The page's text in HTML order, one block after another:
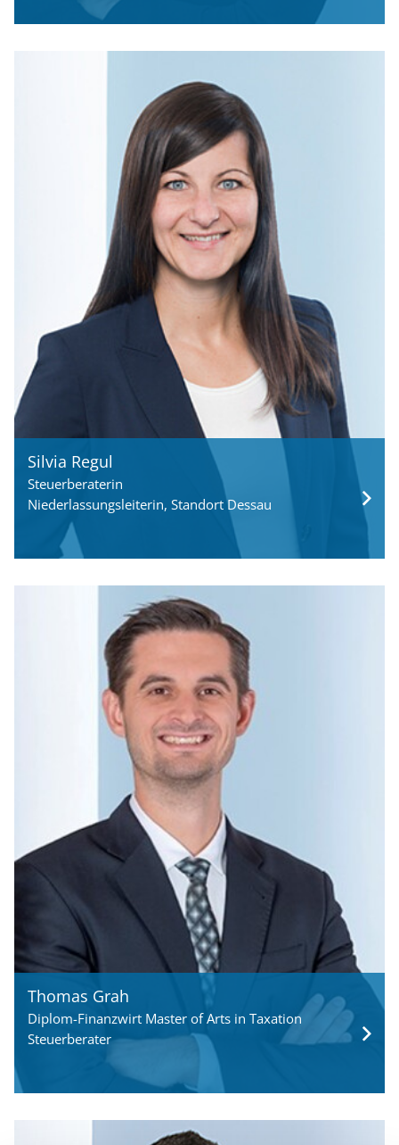
Silvia Regul
Steuerberaterin
Niederlassungsleiterin, Standort Dessau
Thomas Grah
Diplom-Finanzwirt Master of Arts in Taxation
Steuerberater